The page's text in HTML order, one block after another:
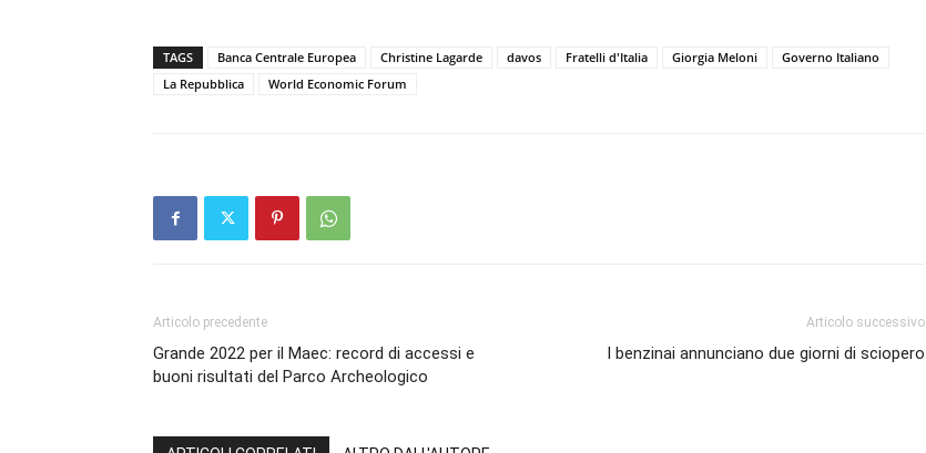
TAGS Banca Centrale Europea Christine Lagarde davos Fratelli d'Italia Giorgia Meloni
Governo Italiano
La Repubblica
World Economic Forum
Articolo precedente
Grande 2022 per il Maec: record di accessi e
buoni risultati del Parco Archeologico
Articolo successivo
I benzinai annunciano due giorni di sciopero